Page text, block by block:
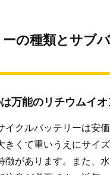
の種類とサブ
万能のリチウムイ
イクルバッテリーは安
きくて重いうえにサイ
徴があります。また、